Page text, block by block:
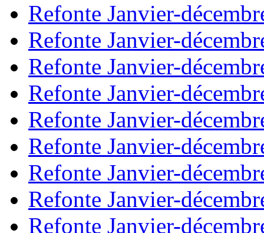
Refonte Janvier-
Refonte Janvier-
Refonte Janvier-
Refonte Janvier-
Refonte Janvier-
Refonte Janvier-
Refonte Janvier-
Refonte Janvier-
Refonte Janvier-